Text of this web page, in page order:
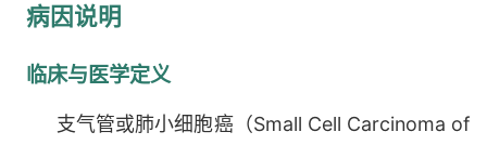
病因说明
临床与医学定义
支气管或肺小细胞癌（Small Cell Carcinoma of